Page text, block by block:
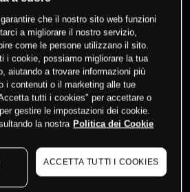
posizioni
Fai trading
Accediper vedere gli ultimi
to see latest market data
che il nostro sito web funzioni
a migliorare il nostro servizio,
come le persone utilizzano il sito.
i cookie, possiamo migliorare la tua
aiutando a trovare informazioni più
i contenuti o il marketing alle tue
tutti i cookies" per accettare o
gestire le impostazioni dei cookie.
la nostra Politica dei Cookie
ACCETTA TUTTI I COOKIES